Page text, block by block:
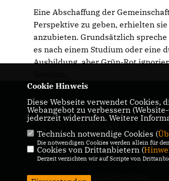
Eine Abschaffung der
Perspektive zu geben, erhielten
anzubieten. Grundsätzlich
es nach einem Studium oder eine
Ausbildung, aber Grün-Rot
IMPRESSUM
@2026 Albrecht Schütte
Cookie Hinweis
Diese Webseite verwendet
Webangebot zu verbessern
jederzeit widerrufen. Weitere
Technisch notwendige Cookies (
Die notwendigen Cookies werden allein für
Cookies von Drittanbietern (
Derzeit verzichten wir auf Scripte von